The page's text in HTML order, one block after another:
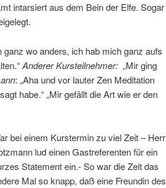
intarsiert aus dem Bein der Elfe. Sogar
wo anders, ich hab mich ganz aufs
Anderer Kursteilnehmer: „Mir ging
: „Aha und vor lauter Zen Meditation
habe.“ „Mir gefällt die Art wie er den
bei einem Kurstermin zu viel Zeit – Herr
lud einen Gastreferenten für ein
Statement ein.- So war die Zeit das
Mal so knapp, daß eine Freundin des